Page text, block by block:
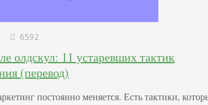
6592
олдскул: 11 устаревших тактик
(перевод)
постоянно меняется. Есть тактики,